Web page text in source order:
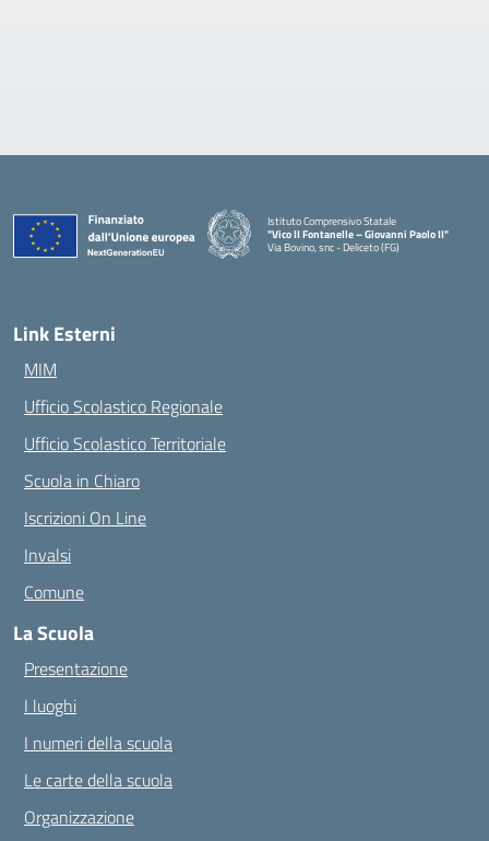
Istituto Comprensivo Statale
"Vico II Fontanelle – Giovanni Paolo II"
Via Bovino, snc - Deliceto (FG)
Link Esterni
MIM
Ufficio Scolastico Regionale
Ufficio Scolastico Territoriale
Scuola in Chiaro
Iscrizioni On Line
Invalsi
Comune
La Scuola
Presentazione
I luoghi
I numeri della scuola
Le carte della scuola
Organizzazione